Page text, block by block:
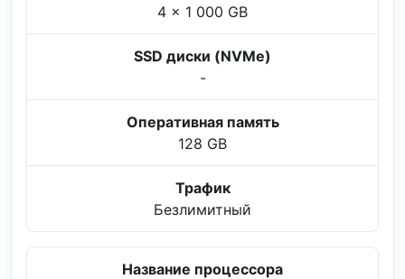
4 x 1 000 GB
SSD диски (NVMe)
-
Оперативная память
128 GB
Трафик
Безлимитный
Название процессора